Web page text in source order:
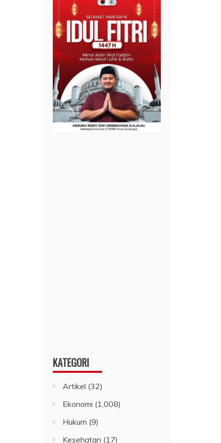
KATEGORI
Artikel (32)
Ekonomi (1,008)
Hukum (9)
Kesehatan (17)